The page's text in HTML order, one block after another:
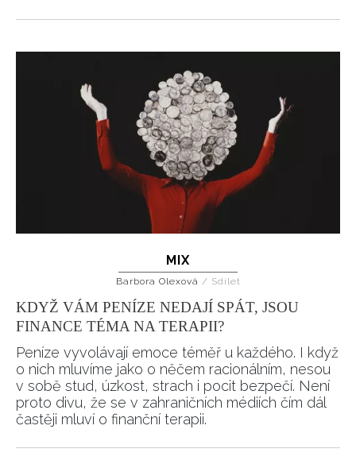
MIX
Barbora Olexová / Sdílet
KDYŽ VÁM PENÍZE NEDAJÍ SPÁT, JSOU
FINANCE TÉMA NA TERAPII?
Peníze vyvolávají emoce téměř u každého. I když
o nich mluvíme jako o něčem racionálním, nesou
v sobě stud, úzkost, strach i pocit bezpečí. Není
proto divu, že se v zahraničních médiích čím dál
častěji mluví o finanční terapii.